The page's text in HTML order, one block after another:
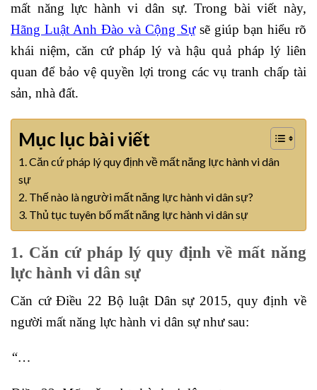
mất năng lực hành vi dân sự. Trong bài viết này,
Hãng Luật Anh Đào và Cộng Sựsẽ giúp bạn hiểu rõ
khái niệm, căn cứ pháp lý và hậu quả pháp lý liên
quan để bảo vệ quyền lợi trong các vụ tranh chấp tài
sản, nhà đất.
Mục lục bài viết
1. Căn cứ pháp lý quy định về mất năng lực hành vi dân
sự
2. Thế nào là người mất năng lực hành vi dân sự?
3. Thủ tục tuyên bố mất năng lực hành vi dân sự
1. Căn cứ pháp lý quy định về mất năng
lực hành vi dân sự
Căn cứ Điều 22 Bộ luật Dân sự 2015, quy định về
người mất năng lực hành vi dân sự như sau:
“…